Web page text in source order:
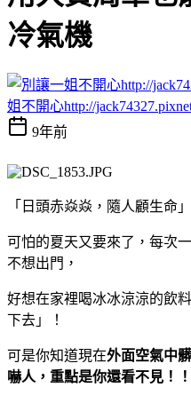
冷氣機
姐不開心http://
9年前
「日頭赤焱焱，隨人顧生命」
可怕的夏天又要來了，每次
不想出門，
好想在家裡喝冰冰涼涼的飲
下去」！
可是你知道現在外面空氣中
嚇人，重點是你還看不見！！